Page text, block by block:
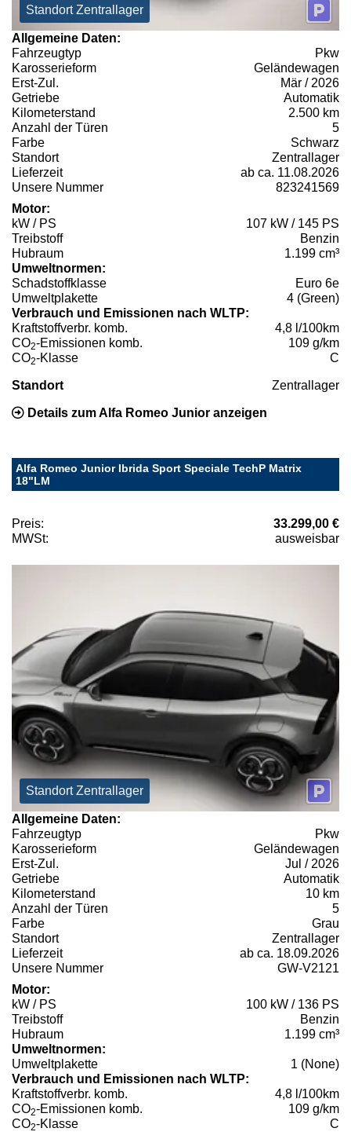
Standort Zentrallager
Allgemeine Daten:
Fahrzeugtyp
Pkw
Karosserieform
Geländewagen
Erst-Zul.
Mär / 2026
Getriebe
Automatik
Kilometerstand
2.500 km
Anzahl der Türen
5
Farbe
Schwarz
Standort
Zentrallager
Lieferzeit
ab ca. 11.08.2026
Unsere Nummer
823241569
Motor:
kW / PS
107 kW / 145 PS
Treibstoff
Benzin
Hubraum
1.199 cm³
Umweltnormen:
Schadstoffklasse
Euro 6e
Umweltplakette
4 (Green)
Verbrauch und Emissionen nach WLTP:
Kraftstoffverbr. komb.
4,8 l/100km
CO2-Emissionen komb.
109 g/km
CO2-Klasse C
Standort Zentrallager
Details zum Alfa Romeo Junior anzeigen
Alfa Romeo Junior Ibrida Sport Speciale TechP Matrix
18"LM
Preis:
33.299,00 €
MWSt:
ausweisbar
Standort Zentrallager
Allgemeine Daten:
Fahrzeugtyp
Pkw
Karosserieform
Geländewagen
Erst-Zul.
Jul / 2026
Getriebe
Automatik
Kilometerstand
10 km
Anzahl der Türen
5
Farbe
Grau
Standort
Zentrallager
Lieferzeit
ab ca. 18.09.2026
Unsere Nummer
GW-V2121
Motor:
kW / PS
100 kW / 136 PS
Treibstoff
Benzin
Hubraum
1.199 cm³
Umweltnormen:
Umweltplakette
1 (None)
Verbrauch und Emissionen nach WLTP:
Kraftstoffverbr. komb.
4,8 l/100km
CO2-Emissionen komb.
109 g/km
CO2-Klasse C